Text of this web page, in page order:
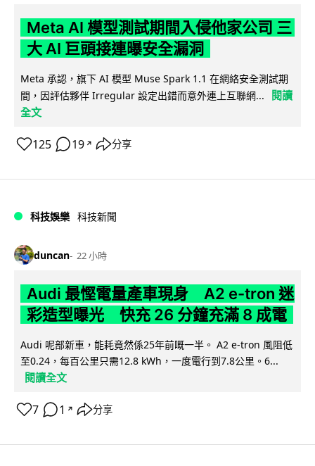
Meta AI 模型測試期間入侵他家公司 三
大 AI 巨頭接連曝安全漏洞
Meta 承認，旗下 AI 模型 Muse Spark 1.1 在網絡安全測試期
間，因評估夥伴 Irregular 設定出錯而意外連上互聯網...
閱讀
全文
125 19 ↗ 分享
科技娛樂 科技新聞
duncan 22 小時
Audi 最慳電量產車現身 A2 e-tron 迷
彩造型曝光 快充 26 分鐘充滿 8 成電
Audi 呢部新車，能耗竟然係25年前嘅一半。 A2 e-tron 風阻低
至0.24，每百公里只需12.8 kWh，一度電行到7.8公里。6...
閱讀全文
7 1 ↗ 分享